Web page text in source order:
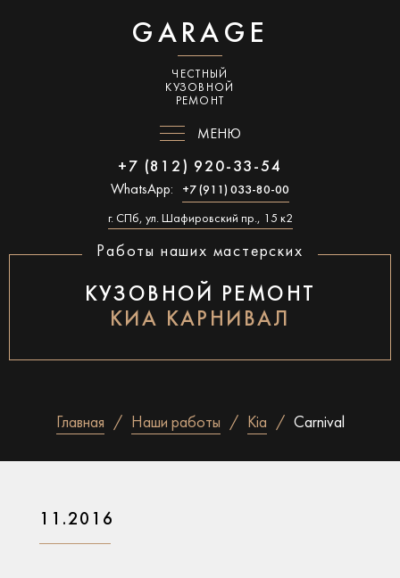
GARAGE
ЧЕСТНЫЙ
КУЗОВНОЙ
РЕМОНТ
МЕНЮ
+7 (812) 920-33-54
WhatsApp: +7 (911) 033-80-00
г. СПб, ул. Шафировский пр., 15 к2
Работы наших мастерских
КУЗОВНОЙ РЕМОНТ
КИА КАРНИВАЛ
Главная Наши работы Kia Carnival
11.2016